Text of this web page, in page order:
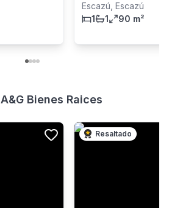
Escazú, Escazú
1
1 90 m²
A&G Bienes Raices
Resaltado